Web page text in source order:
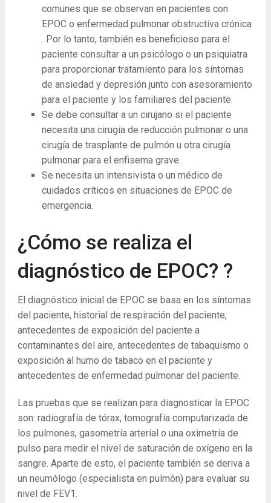
comunes que se observan en pacientes con
EPOC o enfermedad pulmonar obstructiva crónica
. Por lo tanto, también es beneficioso para el
paciente consultar a un psicólogo o un psiquiatra
para proporcionar tratamiento para los síntomas
de ansiedad y depresión junto con asesoramiento
para el paciente y los familiares del paciente.
Se debe consultar a un cirujano si el paciente
necesita una cirugía de reducción pulmonar o una
cirugía de trasplante de pulmón u otra cirugía
pulmonar para el enfisema grave.
Se necesita un intensivista o un médico de
cuidados críticos en situaciones de EPOC de
emergencia.
¿Cómo se realiza el
diagnóstico de EPOC? ?
El diagnóstico inicial de EPOC se basa en los síntomas
del paciente, historial de respiración del paciente,
antecedentes de exposición del paciente a
contaminantes del aire, antecedentes de tabaquismo o
exposición al humo de tabaco en el paciente y
antecedentes de enfermedad pulmonar del paciente.
Las pruebas que se realizan para diagnosticar la EPOC
son: radiografía de tórax, tomografía computarizada de
los pulmones, gasometría arterial o una oximetría de
pulso para medir el nivel de saturación de oxígeno en la
sangre. Aparte de esto, el paciente también se deriva a
un neumólogo (especialista en pulmón) para evaluar su
nivel de FEV1.